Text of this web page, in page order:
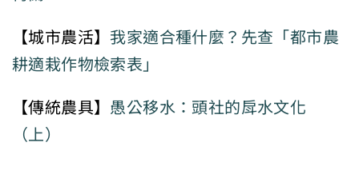
【城市農活】 我家適合種什麼？先查「都市農
耕適栽作物檢索表」
【傳統農具】 愚公移水：頭社的戽水文化
（上）